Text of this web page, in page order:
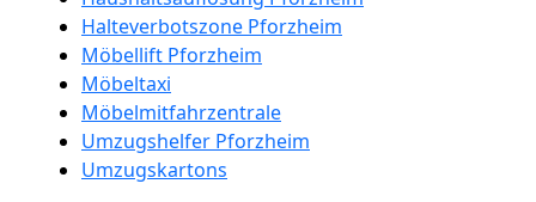
Halteverbotszone Pforzheim
Möbellift Pforzheim
Möbeltaxi
Möbelmitfahrzentrale
Umzugshelfer Pforzheim
Umzugskartons